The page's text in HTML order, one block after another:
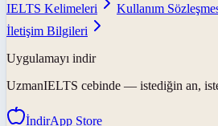
IELTS Kelimeleri
Kullanım
İletişim Bilgileri
Uygulamayı indir
UzmanIELTS cebinde — istediğin an,
İndirApp Store